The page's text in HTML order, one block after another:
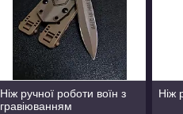
Ніж ручної роботи воїн з
гравіюванням
Ніж